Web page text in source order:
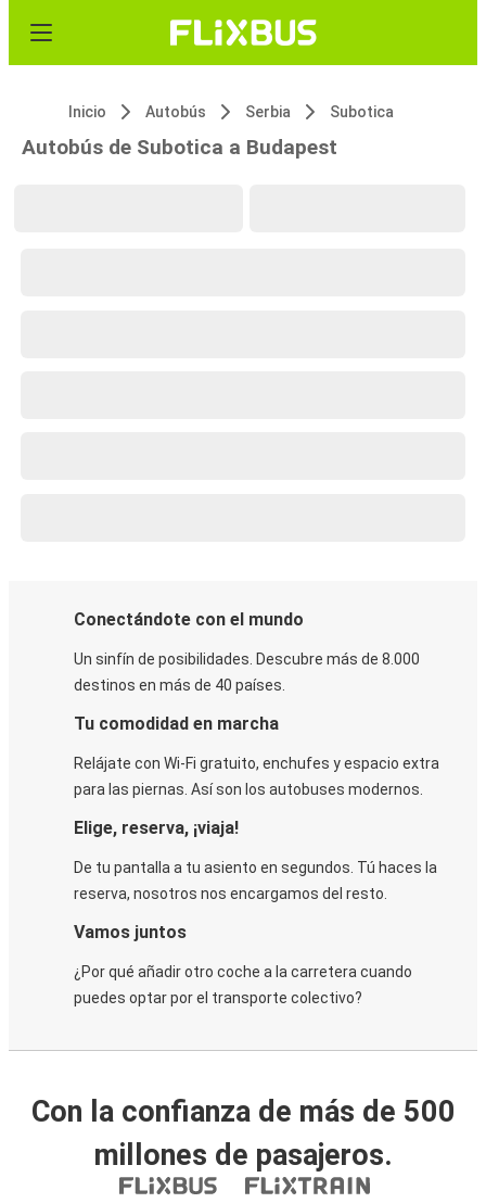
Inicio Autobús Serbia Subotica
Autobús de Subotica a Budapest
Conectándote con el mundo
Un sinfín de posibilidades. Descubre más de 8.000
destinos en más de 40 países.
Tu comodidad en marcha
Relájate con Wi-Fi gratuito, enchufes y espacio extra
para las piernas. Así son los autobuses modernos.
Elige, reserva, ¡viaja!
De tu pantalla a tu asiento en segundos. Tú haces la
reserva, nosotros nos encargamos del resto.
Vamos juntos
¿Por qué añadir otro coche a la carretera cuando
puedes optar por el transporte colectivo?
Con la confianza de más de 500
millones de pasajeros.